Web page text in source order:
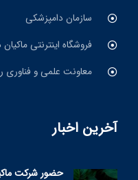
سازمان دامپزشکی
فروشگاه اینترنتی ماکیان
معاونت علمی و فناوری
آخرین اخبار
حضور شرکت ماکیان